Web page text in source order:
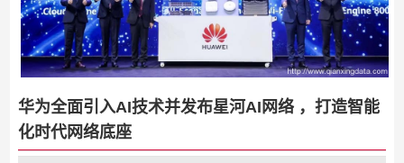
华为全面引入AI技术并发布星河AI网络 ，打造智能
化时代网络底座